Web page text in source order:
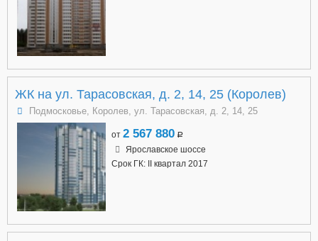
ЖК на ул. Тарасовская, д. 2, 14, 25 (Королев)
Подмосковье, Королев, ул. Тарасовская, д. 2, 14, 25
от 2 567 880 a
Ярославское шоссе
Срок ГК: II квартал 2017